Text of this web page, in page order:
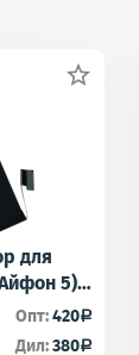

для
5)
Опт:420a
Дил:380a